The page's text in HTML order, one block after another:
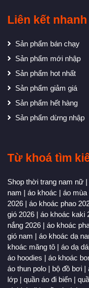
Liên kết nhanh
Sản phẩm bán chạy
Sản phẩm mới nhập
Sản phẩm hot nhất
Sản phẩm giảm giá
Sản phẩm hết hàng
Sản phẩm dừng nhập
Từ khoá tìm
Shop thời trang nam nữ |
nam | áo khoác | áo mùa
2026 | áo khoác phao
gió 2026 | áo khoác kaki
nắng 2026 | áo khoác
gió nam | áo khoác dạ
khoác măng tô | áo dạ
áo hoodies | áo khoác
áo thun polo | bộ đồ bơi |
lớp | quần áo đi biển |